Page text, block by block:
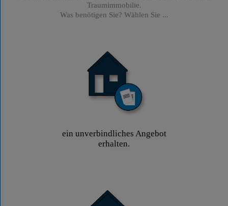
Traumimmobilie.
Was benötigen Sie? Wählen Sie ...
ein unverbindliches Angebot
erhalten.